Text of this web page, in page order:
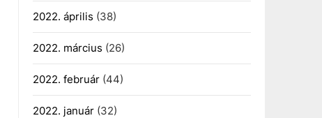
2022. április (38)
2022. március (26)
2022. február(44)
2022. január(32)